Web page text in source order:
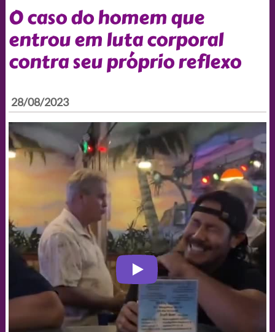
O caso do homem que
entrou em luta corporal
contra seu próprio reflexo
28/08/2023